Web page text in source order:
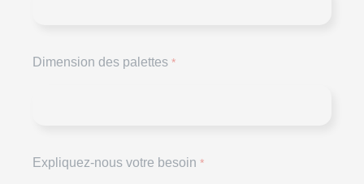
Dimension des palettes *
Expliquez-nous votre besoin *